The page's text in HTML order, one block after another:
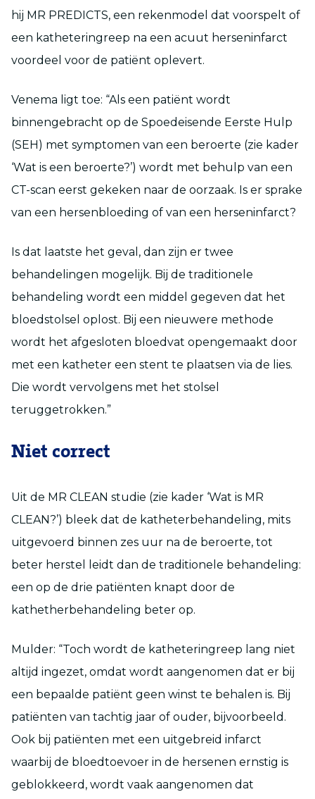
hij MR PREDICTS, een rekenmodel dat voorspelt of
een katheteringreep na een acuut herseninfarct
voordeel voor de patiënt oplevert.
Venema ligt toe: “Als een patiënt wordt
binnengebracht op de Spoedeisende Eerste Hulp
(SEH) met symptomen van een beroerte (zie kader
‘Wat is een beroerte?’) wordt met behulp van een
CT-scan eerst gekeken naar de oorzaak. Is er sprake
van een hersenbloeding of van een herseninfarct?
Is dat laatste het geval, dan zijn er twee
behandelingen mogelijk. Bij de traditionele
behandeling wordt een middel gegeven dat het
bloedstolsel oplost. Bij een nieuwere methode
wordt het afgesloten bloedvat opengemaakt door
met een katheter een stent te plaatsen via de lies.
Die wordt vervolgens met het stolsel
teruggetrokken.”
Niet correct
Uit de MR CLEAN studie (zie kader ‘Wat is MR
CLEAN?’) bleek dat de katheterbehandeling, mits
uitgevoerd binnen zes uur na de beroerte, tot
beter herstel leidt dan de traditionele behandeling:
een op de drie patiënten knapt door de
kathetherbehandeling beter op.
Mulder: “Toch wordt de katheteringreep lang niet
altijd ingezet, omdat wordt aangenomen dat er bij
een bepaalde patiënt geen winst te behalen is. Bij
patiënten van tachtig jaar of ouder, bijvoorbeeld.
Ook bij patiënten met een uitgebreid infarct
waarbij de bloedtoevoer in de hersenen ernstig is
geblokkeerd, wordt vaak aangenomen dat